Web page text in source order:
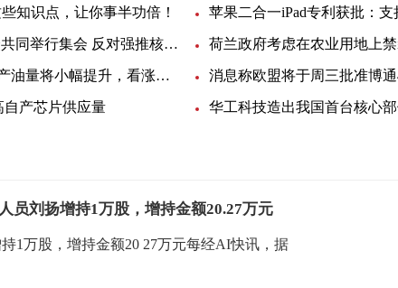
知识点，让你事半功倍！
韩国反排海团队与日本民众共同举行集会 反对强推核污染水排海 荷兰政府考虑在农业用地上
EIA月度展望：美国明年底产油量将小幅提升，看涨未来油价 消息称欧盟将于周三批准博
自产芯片供应量
员刘扬增持1万股，增持金额20.27万元
1万股，增持金额20 27万元每经AI快讯，据